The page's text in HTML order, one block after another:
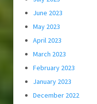
June 2023
May 2023
April 2023
March 2023
February 2023
January 2023
December 2022